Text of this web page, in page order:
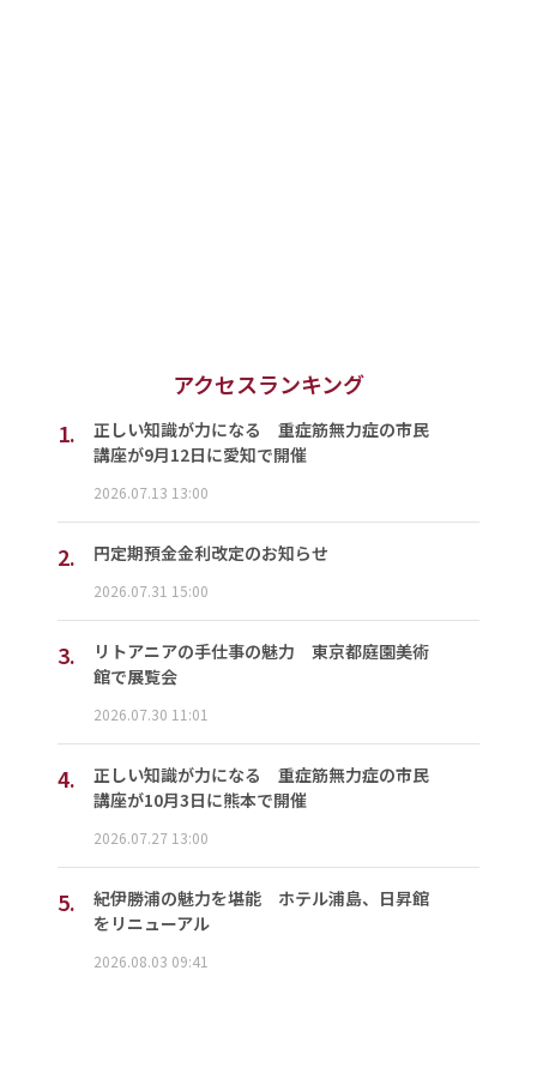
アクセスランキング
1.
正しい知識が力になる 重症筋無力症の市民
講座が9月12日に愛知で開催
2026.07.13 13:00
2. 円定期預金金利改定のお知らせ
2026.07.31 15:00
3.
リトアニアの手仕事の魅力 東京都庭園美術
館で展覧会
2026.07.30 11:01
4.
正しい知識が力になる 重症筋無力症の市民
講座が10月3日に熊本で開催
2026.07.27 13:00
5.
紀伊勝浦の魅力を堪能 ホテル浦島、日昇館
をリニューアル
2026.08.03 09:41